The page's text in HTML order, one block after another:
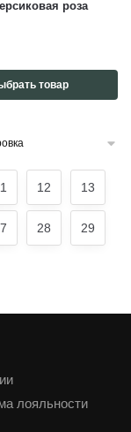
роза
товар
12 13
28 29
лояльности